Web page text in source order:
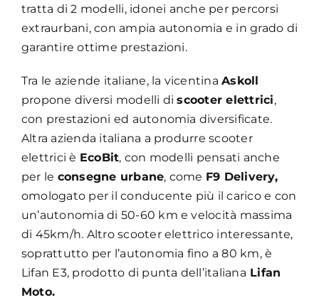
tratta di 2 modelli, idonei anche per percorsi
extraurbani, con ampia autonomia e in grado di
garantire ottime prestazioni.
Tra le aziende italiane, la vicentinaAskoll
propone diversi modelli discooter elettrici,
con prestazioni ed autonomia diversificate.
Altra azienda italiana a produrre scooter
elettrici è EcoBit, con modelli pensati anche
per le consegne urbane, come F9 Delivery,
omologato per il conducente più il carico e con
un’autonomia di 50-60 km e velocità massima
di 45km/h. Altro scooter elettrico interessante,
soprattutto per l’autonomia fino a 80 km, è
Lifan E3, prodotto di punta dell’italiana Lifan
Moto.